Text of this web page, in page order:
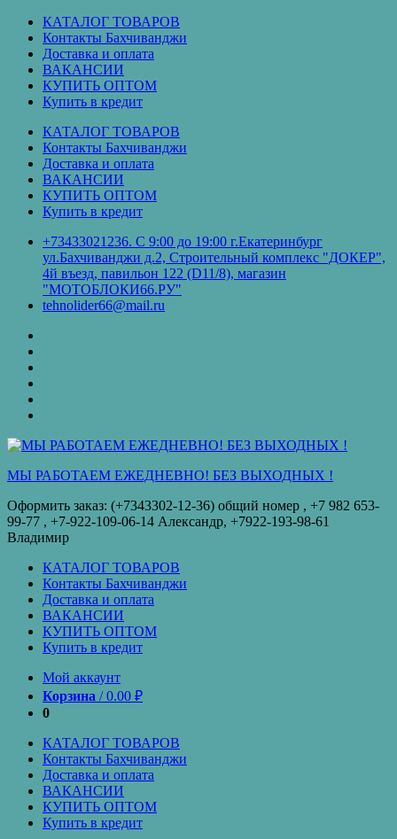
Перейти
содержимому
КАТАЛОГ ТОВАРОВ
Контакты Бахчиванджи
Доставка и оплата
ВАКАНСИИ
КУПИТЬ ОПТОМ
Купить в кредит
КАТАЛОГ ТОВАРОВ
Контакты Бахчиванджи
Доставка и оплата
ВАКАНСИИ
КУПИТЬ ОПТОМ
Купить в кредит
+73433021236. С 9:00 до 19:00 г.Екатеринбург
ул.Бахчиванджи д.2, Строительный комплекс "ДОКЕР",
4й въезд, павильон 122 (D11/8), магазин
"МОТОБЛОКИ66.РУ"
tehnolider66@mail.ru
кредит
МЫ РАБОТАЕМ ЕЖЕДНЕВНО! БЕЗ ВЫХОДНЫХ !
Оформить заказ: (+7343302-12-36) общий номер , ‪+7 982 653-
99-77‬ , +7-922-109-06-14 Александр, +7922-193-98-61
Владимир
КАТАЛОГ ТОВАРОВ
Контакты Бахчиванджи
Доставка и оплата
ВАКАНСИИ
КУПИТЬ ОПТОМ
Купить в кредит
Мой аккаунт
Корзина /0.00 ₽
0
КАТАЛОГ ТОВАРОВ
Контакты Бахчиванджи
Доставка и оплата
ВАКАНСИИ
КУПИТЬ ОПТОМ
Купить в кредит